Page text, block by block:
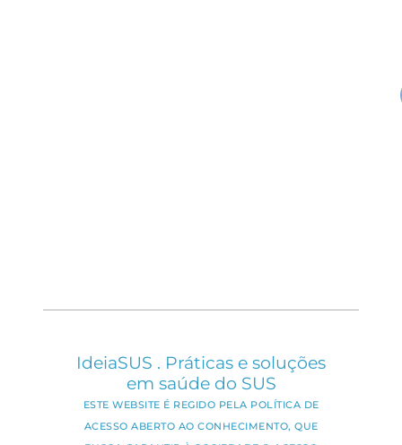
IdeiaSUS . Práticas e soluções
em saúde do SUS
ESTE WEBSITE É REGIDO PELA POLÍTICA DE
ACESSO ABERTO AO CONHECIMENTO, QUE